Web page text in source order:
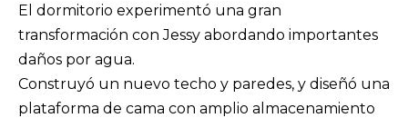
El dormitorio experimentó una gran
transformación con Jessy abordando importantes
daños por agua.
Construyó un nuevo techo y paredes, y diseñó una
plataforma de cama con amplio almacenamiento